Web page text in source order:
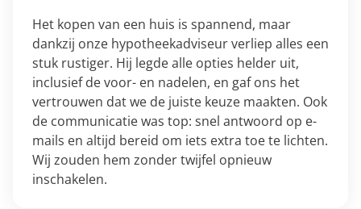
Het kopen van een huis is spannend, maar
dankzij onze hypotheekadviseur verliep alles een
stuk rustiger. Hij legde alle opties helder uit,
inclusief de voor- en nadelen, en gaf ons het
vertrouwen dat we de juiste keuze maakten. Ook
de communicatie was top: snel antwoord op e-
mails en altijd bereid om iets extra toe te lichten.
Wij zouden hem zonder twijfel opnieuw
inschakelen.